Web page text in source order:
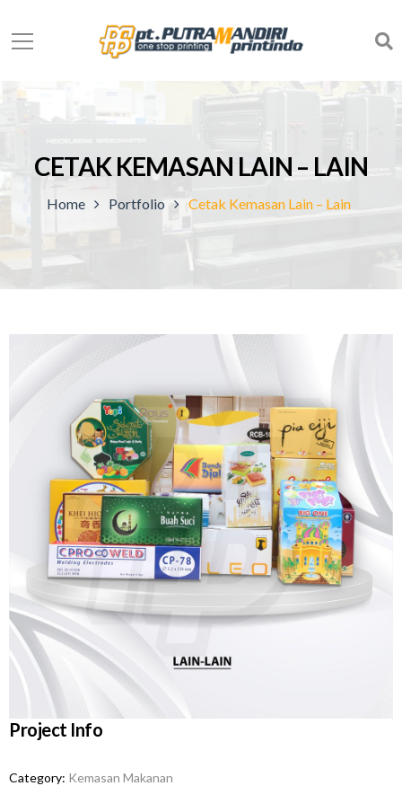
CETAK KEMASAN LAIN – LAIN
Home Portfolio Cetak Kemasan Lain – Lain
Project Info
Category: Kemasan Makanan